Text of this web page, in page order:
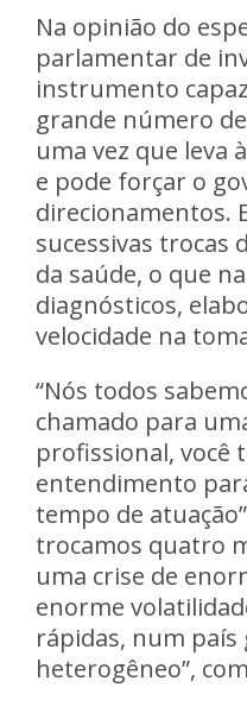
Na opinião do
parlamentar de
instrumento
grande número
uma vez que leva
e pode forçar o
direcionamentos.
sucessivas trocas
da saúde, o que
diagnósticos,
velocidade na
“Nós todos
chamado para
profissional, você
entendimento
tempo de
trocamos quatro
uma crise de
enorme
rápidas, num
heterogêneo”,